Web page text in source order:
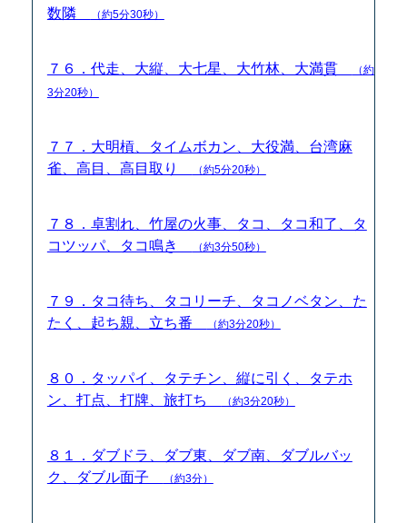
数隣
（約5分30秒）
７６．代走、大縦、大七星、大竹林、大満貫
（約
3分20秒）
７７．大明槓、タイムボカン、大役満、台湾麻
雀、高目、高目取り
（約5分20秒）
７８．卓割れ、竹屋の火事、タコ、タコ和了、タ
コツッパ、タコ鳴き
（約3分50秒）
７９．タコ待ち、タコリーチ、タコノベタン、た
たく、起ち親、立ち番
（約3分20秒）
８０．タッパイ、タテチン、縦に引く、タテホ
ン、打点、打牌、旅打ち
（約3分20秒）
８１．ダブドラ、ダブ東、ダブ南、ダブルバッ
ク、ダブル面子
（約3分）